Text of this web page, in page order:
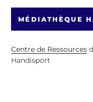
MÉDIATHÈQUE
Centre de Ressources
Handisport